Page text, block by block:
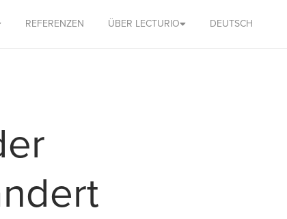
REFERENZEN ÜBER LECTURIO DEUTSCH